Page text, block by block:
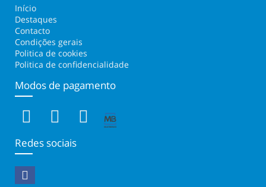
Início
Destaques
Contacto
Condições gerais
Politica de cookies
Politica de confidencialidade
Modos de pagamento
Redes sociais